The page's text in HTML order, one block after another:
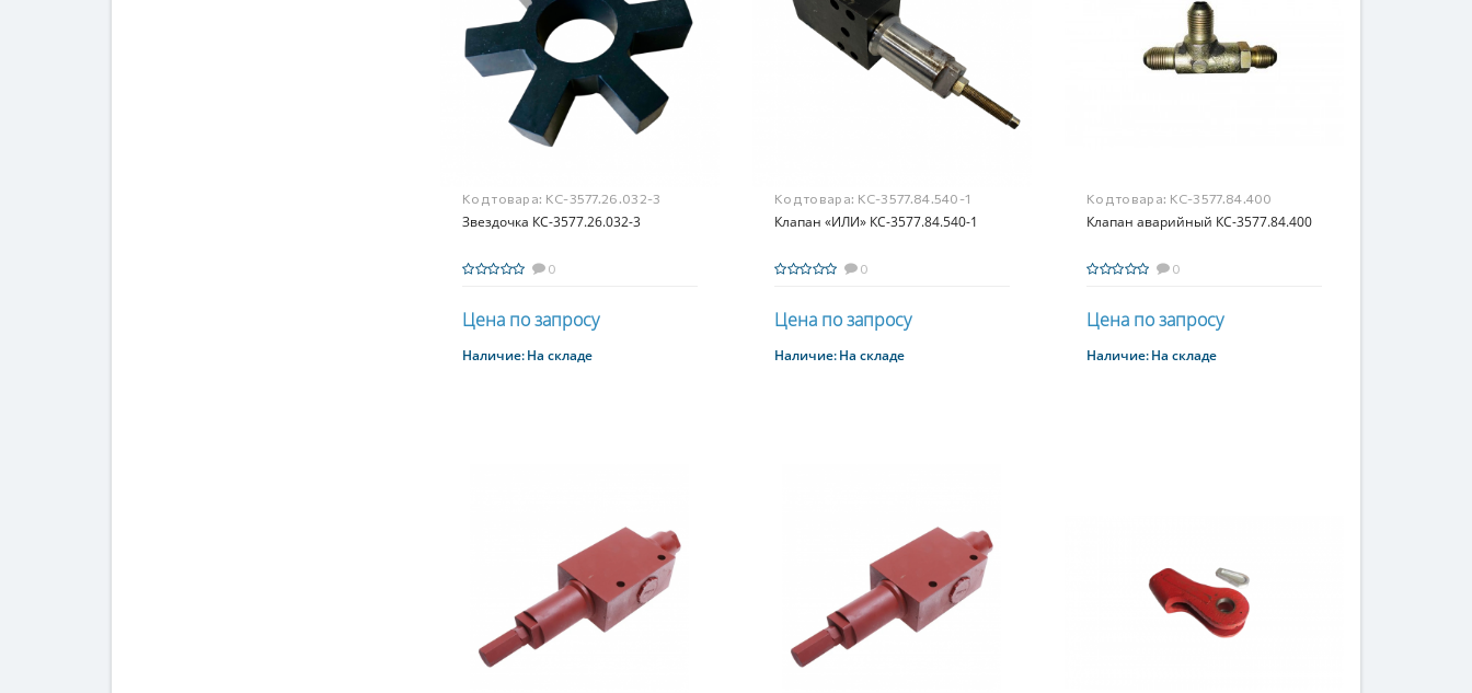
Код товара: КС-3577.26.032-3
Звездочка КС-3577.26.032-3
0
Цена по запросу
Купить
Наличие:На складе
Код товара: КС-3577.84.540-1
Клапан «ИЛИ» КС-3577.84.540-1
0
Цена по запросу
Купить
Наличие:На складе
Код товара: КС-3577.84.400
Клапан аварийный КС-3577.84.400
0
Цена по запросу
Купить
Наличие:На складе